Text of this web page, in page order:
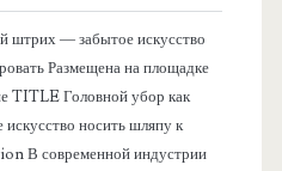
штрих — забытое искусство
Размещена на площадке
TITLE Головной убор как
носить шляпу к
В современной индустрии